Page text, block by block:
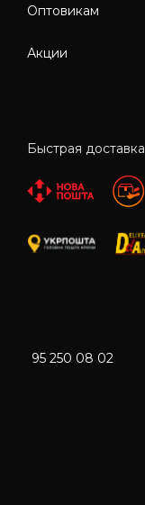
Оптовикам
Акции
Быстрая доставка
95 250 08 02